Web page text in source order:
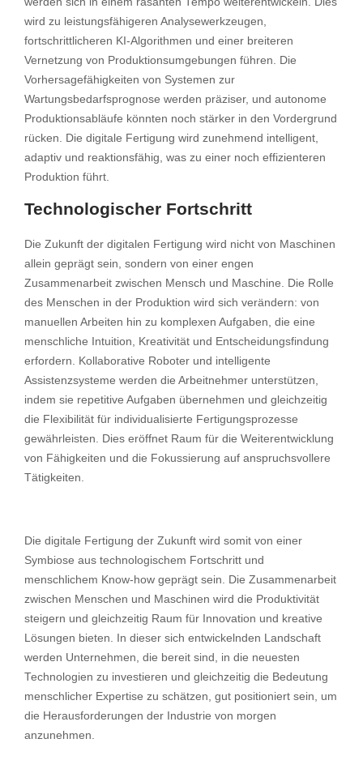
wird zu leistungsfähigeren Analysewerkzeugen,
fortschrittlicheren KI-Algorithmen und einer breiteren
Vernetzung von Produktionsumgebungen führen. Die
Vorhersagefähigkeiten von Systemen zur
Wartungsbedarfsprognose werden präziser, und autonome
Produktionsabläufe könnten noch stärker in den Vordergrund
rücken. Die digitale Fertigung wird zunehmend intelligent,
adaptiv und reaktionsfähig, was zu einer noch effizienteren
Produktion führt.
Technologischer Fortschritt
Die Zukunft der digitalen Fertigung wird nicht von Maschinen
allein geprägt sein, sondern von einer engen
Zusammenarbeit zwischen Mensch und Maschine. Die Rolle
des Menschen in der Produktion wird sich verändern: von
manuellen Arbeiten hin zu komplexen Aufgaben, die eine
menschliche Intuition, Kreativität und Entscheidungsfindung
erfordern. Kollaborative Roboter und intelligente
Assistenzsysteme werden die Arbeitnehmer unterstützen,
indem sie repetitive Aufgaben übernehmen und gleichzeitig
die Flexibilität für individualisierte Fertigungsprozesse
gewährleisten. Dies eröffnet Raum für die Weiterentwicklung
von Fähigkeiten und die Fokussierung auf anspruchsvollere
Tätigkeiten.
Die digitale Fertigung der Zukunft wird somit von einer
Symbiose aus technologischem Fortschritt und
menschlichem Know-how geprägt sein. Die Zusammenarbeit
zwischen Menschen und Maschinen wird die Produktivität
steigern und gleichzeitig Raum für Innovation und kreative
Lösungen bieten. In dieser sich entwickelnden Landschaft
werden Unternehmen, die bereit sind, in die neuesten
Technologien zu investieren und gleichzeitig die Bedeutung
menschlicher Expertise zu schätzen, gut positioniert sein, um
die Herausforderungen der Industrie von morgen
anzunehmen.